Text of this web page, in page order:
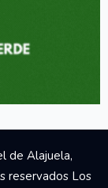
de Alajuela,
reservados Los